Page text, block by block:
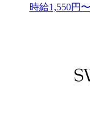
時給1,550円